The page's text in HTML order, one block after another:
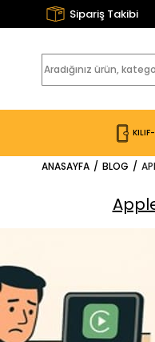
Sipariş Takibi
ANASAYFA BLOG